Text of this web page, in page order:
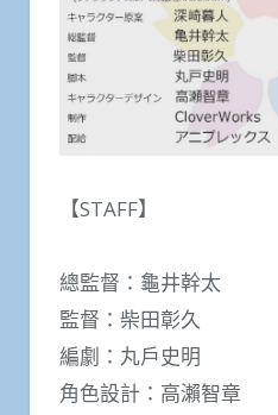
【STAFF】
總監督：龜井幹太
監督：柴田彰久
編劇：丸戶史明
角色設計：高瀨智章